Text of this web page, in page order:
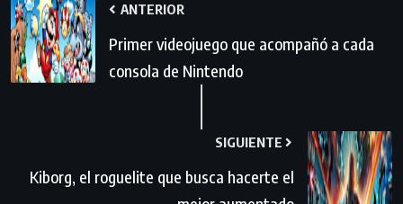
ANTERIOR
Primer videojuego que acompañó a cada
consola de Nintendo
SIGUIENTE
Kiborg, el roguelite que busca hacerte el